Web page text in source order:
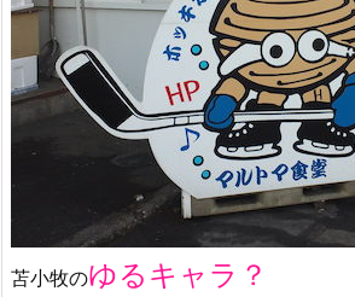
苫小牧のゆるキャラ？